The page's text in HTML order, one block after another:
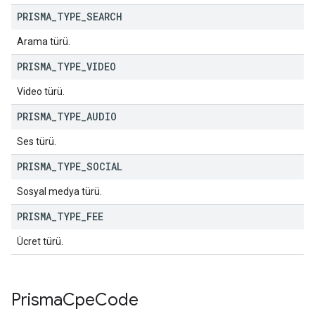
PRISMA TYPE SEARCH
Arama türü.
PRISMA TYPE VIDEO
Video türü.
PRISMA TYPE AUDIO
Ses türü.
PRISMA TYPE SOCIAL
Sosyal medya türü.
PRISMA TYPE FEE
Ücret türü.
PrismaCpeCode